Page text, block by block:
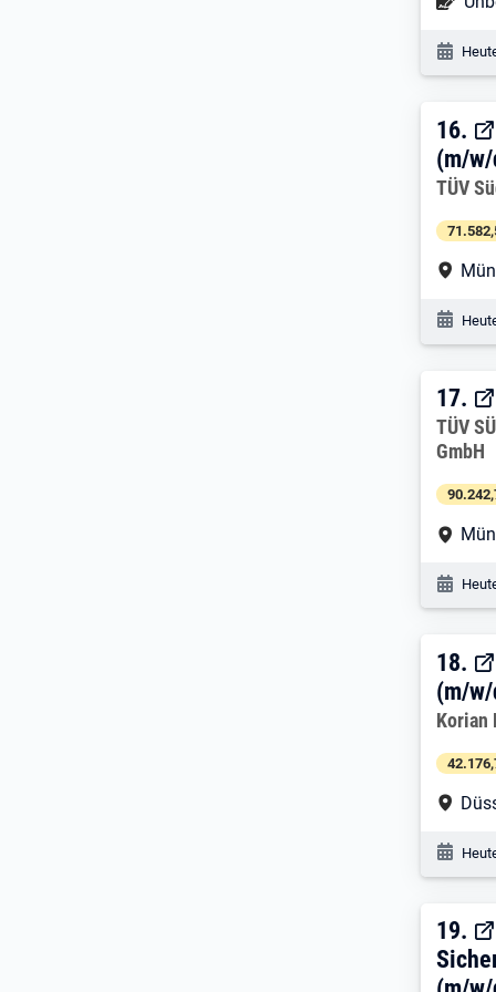
16.
16.
(m/
TÜV
17.
17.
TÜV
GmbH
18.
18.
(m/
Korian
19.
19.